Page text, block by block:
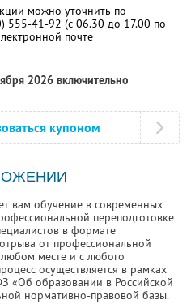
можно уточнить по
555-41-92 (с 06.30 до 17.00 по
почте
2026 включительно
купоном
вам обучение в современных
переподготовке
в формате
от профессиональной
месте и с любого
осуществляется в рамках
«Об образовании в Российской
нормативно-правовой базы.